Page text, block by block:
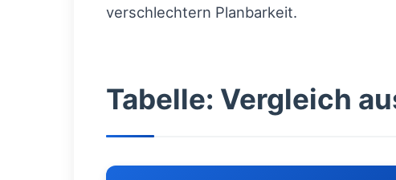
verschlechtern Planbarkeit.
Tabelle: Vergleich